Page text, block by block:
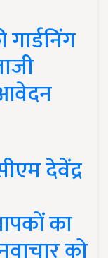
देवेंद्र
का